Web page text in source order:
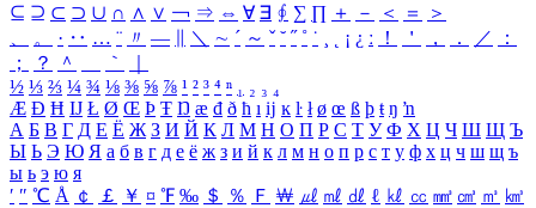
⊆ ⊇ ⊂ ⊃ ∪ ∩ ∧ ∨ ￢ ⇒ ⇔ ∀ ∃ ∮ ∑ ∏ ＋ － ＜ ＝
＞
、
。 · ‥ … ¨ 〃 ― ＼ ∼ ´ ～ ˇ ˘ ˝ ˚ ˙ ¸ ¡ ¿ ː ！ ＇ ， ． ／
：
；
？ ＾ ｀
½ ⅓ ⅔ ¼ ¾ ⅛ ⅜ ⅝ ⅞ ¹ ² ³ ⁴ ⁿ ₁ ₂ ₃ ₄
Æ Ð Ħ Ĳ Ł Ø Œ Þ Ŧ Ŋ æ đ ð ħ ı ĳ ĸ ŀ ł ø œ ß þ ŧ ŋ ŉ
А Б В Г Д Е Ё Ж З И Й К Л М Н О П Р С Т У Ф Х Ц Ч Ш Щ Ъ
Ы Ь Э Ю Я а б в г д е ё ж з и й к л м н о п р с т у ф х ц ч ш щ ъ
ы ь э ю я
′ ″ ℃ Å ￠ ￡ ￥ ¤ ℉ ‰ ＄ ％ Ｆ ￦ ㎕ ㎖ ㎗ ℓ ㎘ ㏄ ㎣ ㎤ ㎥ ㎦